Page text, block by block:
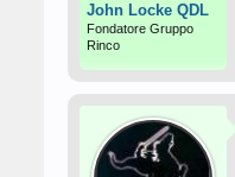
John Locke QDL
Fondatore Gruppo
Rinco